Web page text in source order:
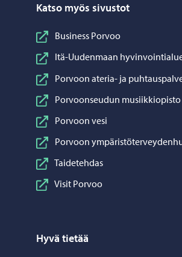
Katso myös sivustot
Business Porvoo
Itä-Uudenmaan
Porvoon ateria- ja
Porvoonseudun musiikkiopisto
Porvoon vesi
Porvoon
Taidetehdas
Visit Porvoo
Hyvä tietää